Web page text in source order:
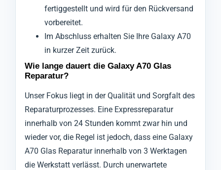
fertiggestellt und wird für den Rückversand
vorbereitet.
Im Abschluss erhalten Sie Ihre Galaxy A70
in kurzer Zeit zurück.
Wie lange dauert die Galaxy A70 Glas
Reparatur?
Unser Fokus liegt in der Qualität und Sorgfalt des
Reparaturprozesses. Eine Expressreparatur
innerhalb von 24 Stunden kommt zwar hin und
wieder vor, die Regel ist jedoch, dass eine Galaxy
A70 Glas Reparatur innerhalb von 3 Werktagen
die Werkstatt verlässt. Durch unerwartete